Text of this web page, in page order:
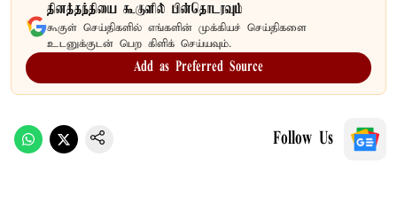
தினத்தந்தியை கூகுளில் பின்தொடரவும்
கூகுள் செய்திகளில் எங்களின் முக்கியச் செய்திகளை
உடனுக்குடன் பெற கிளிக் செய்யவும்.
Add as Preferred Source
Follow Us